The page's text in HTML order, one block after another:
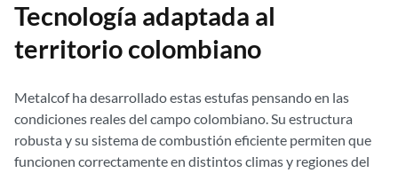
Tecnología adaptada al
territorio colombiano
Metalcof ha desarrollado estas estufas pensando en las
condiciones reales del campo colombiano. Su estructura
robusta y su sistema de combustión eficiente permiten que
funcionen correctamente en distintos climas y regiones del